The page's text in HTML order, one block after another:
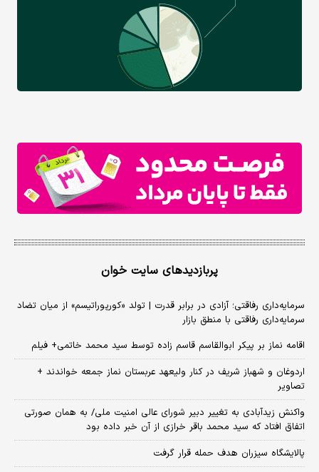
پربازدیدهای سایت خوان
سرمایه‌داری رفاقتی؛ آزادی در برابر قدرت | تولد «کورپوراتیسم» از میان تضاد
سرمایه‌داری رفاقتی با منطق بازار
اقامه نماز بر پیکر ابوالقاسم قاسم زاده توسط سید محمد خاتمی+ فیلم
اردوغان و شهباز شریف در کنار ولیعهد عربستان نماز جمعه خواندند +
تصاویر
واکنش زیدآبادی به تغییر دبیر شورای عالی امنیت ملی/ به همان صورتی
اتفاق افتاد که سید محمد باقر خرازی از آن خبر داده بود
پالایشگاه سیزران هدف حمله قرار گرفت